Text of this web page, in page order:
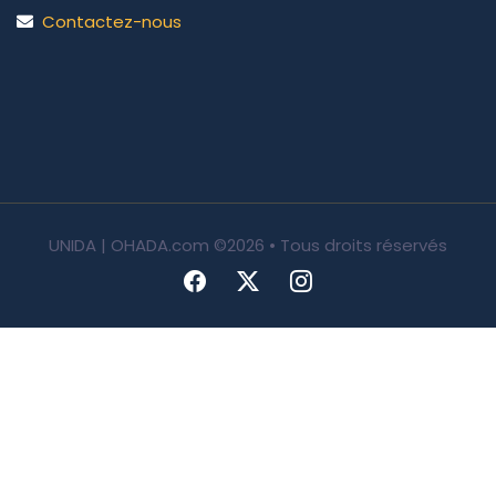
Contactez-nous
UNIDA | OHADA.com ©2026 • Tous droits réservés